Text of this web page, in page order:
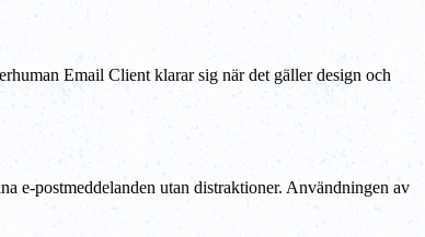
Email Client klarar sig när det gäller design och
e-postmeddelanden utan distraktioner. Användningen av